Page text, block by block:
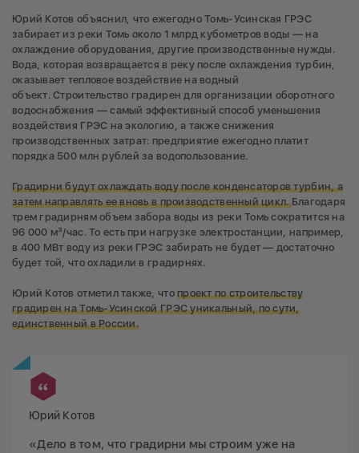
Юрий Котов объяснил, что ежегодно Томь-Усинская ГРЭС
забирает из реки Томь около 1 млрд кубометров воды — на
охлаждение оборудования, другие производственные нужды.
Вода, которая возвращается в реку после охлаждения турбин,
оказывает тепловое воздействие на водный
объект. Строительство градирен для организации оборотного
водоснабжения — самый эффективный способ уменьшения
воздействия ГРЭС на экологию, а также снижения
производственных затрат: предприятие ежегодно платит
порядка 500 млн рублей за водопользование.
Градирни будут охлаждать воду после конденсаторов турбин, а
затем направлять ее вновь в производственный цикл.Благодаря
трем градирням объем забора воды из реки Томь сократится на
96 000 м³/час. То есть при нагрузке электростанции, например,
в 400 МВт воду из реки ГРЭС забирать не будет — достаточно
будет той, что охладили в градирнях.
Юрий Котов отметил также, чтопроект по строительству
градирен на Томь-Усинской ГРЭС уникальный, по сути,
единственный в России.
Юрий Котов
«Дело в том, что градирни мы строим уже на